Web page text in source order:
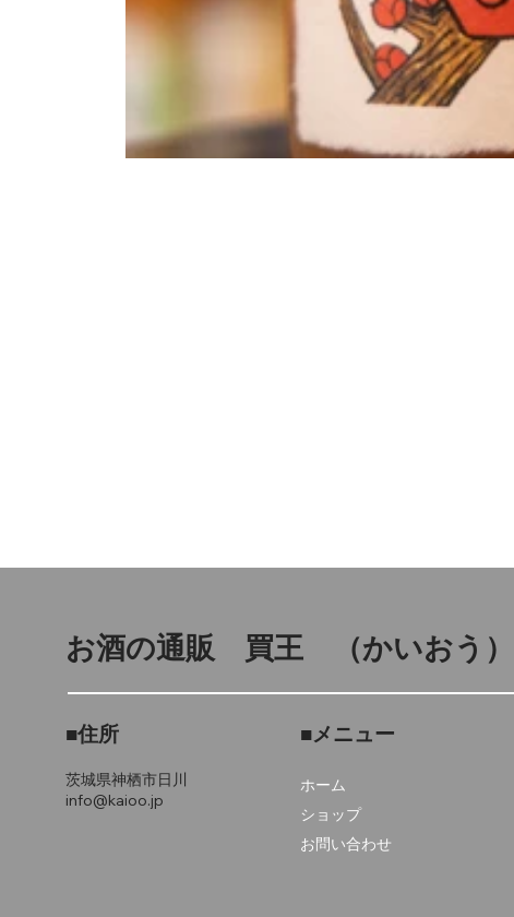
■住所
茨城県神栖市日川
info@kaioo.jp
■メニュー
ホーム
ショップ
お問い合わせ
お酒の通販 買王 （かいおう）